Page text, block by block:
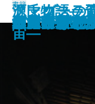
巡礼高野山
細川家の
源氏物語―
子のものが
パリ 中世の
シチリアへ
お能の見方
ド・ローラ
らし
日本民藝館
ビートルズ
モディリア
書籍
白洲正子と
異能の画家
豆腐百珍
星新一 空想
クマグスの
宙―
洲之内徹 絵
澁澤龍彦の
ディック・
毎日つかう
ひらがなの